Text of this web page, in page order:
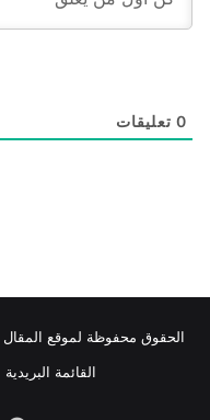
0 تعليقات
الحقوق محفوظة لموقع المقال
القائمة البريدية